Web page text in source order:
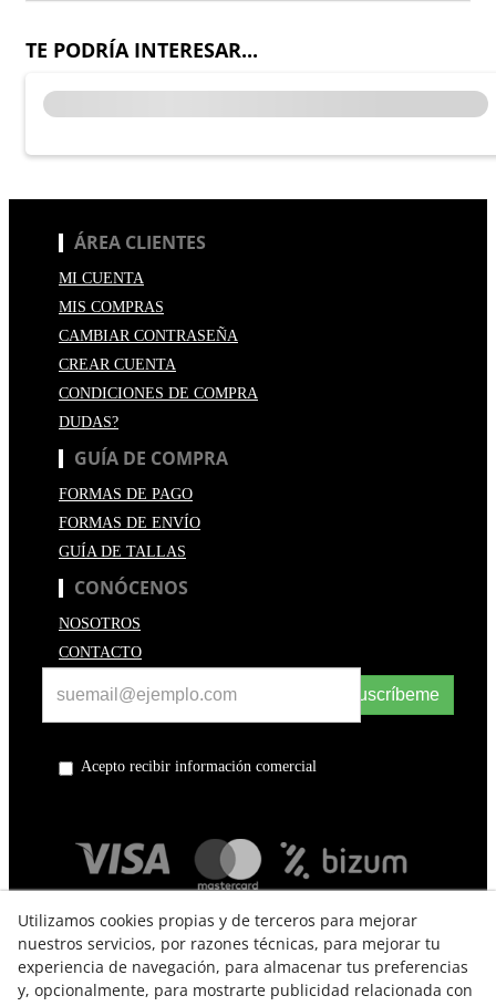
TE PODRÍA INTERESAR...
ÁREA CLIENTES
MI CUENTA
MIS COMPRAS
CAMBIAR CONTRASEÑA
CREAR CUENTA
CONDICIONES DE COMPRA
DUDAS?
GUÍA DE COMPRA
FORMAS DE PAGO
FORMAS DE ENVÍO
GUÍA DE TALLAS
CONÓCENOS
NOSOTROS
CONTACTO
Suscríbeme
Acepto recibir información comercial
Utilizamos cookies propias y de terceros para mejorar
nuestros servicios, por razones técnicas, para mejorar tu
experiencia de navegación, para almacenar tus preferencias
y, opcionalmente, para mostrarte publicidad relacionada con